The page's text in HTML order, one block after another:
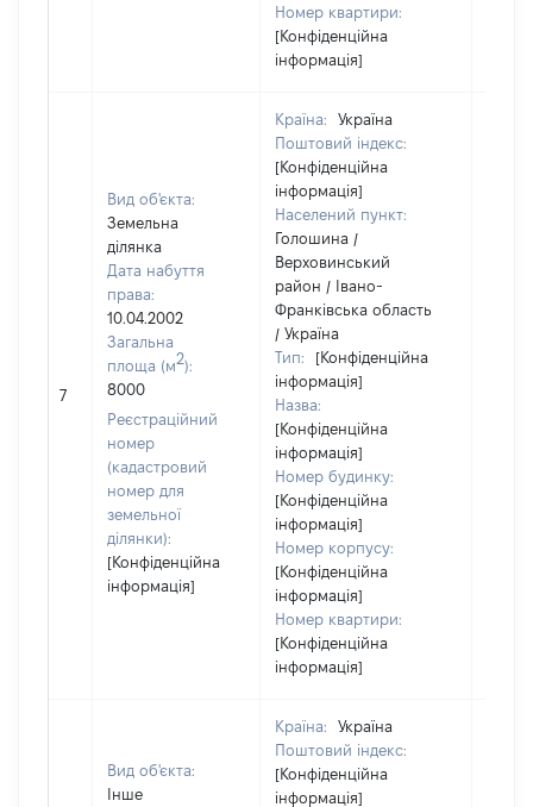
Номер квартири:
[Конфіденційна
інформація]
7
Вид об'єкта:
Земельна
ділянка
Дата набуття
права:
10.04.2002
Загальна
площа (м2):
8000
Реєстраційний
номер
(кадастровий
номер для
земельної
ділянки):
[Конфіденційна
інформація]
Країна:
Україна
Поштовий індекс:
[Конфіденційна
інформація]
Населений пункт:
Голошина /
Верховинський
район / Івано-
Франківська область
/ Україна
Тип:
[Конфіденційна
інформація]
Назва:
[Конфіденційна
інформація]
Номер будинку:
[Конфіденційна
інформація]
Номер корпусу:
[Конфіденційна
інформація]
Номер квартири:
[Конфіденційна
інформація]
Вид об'єкта:
Інше
Країна:
Україна
Поштовий індекс:
[Конфіденційна
інформація]